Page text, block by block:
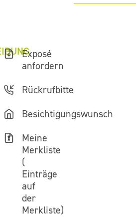
Exposé
anfordern
Rückrufbitte
Besichtigungswunsch
Meine
Merkliste
(
Einträge
auf
der
Merkliste)